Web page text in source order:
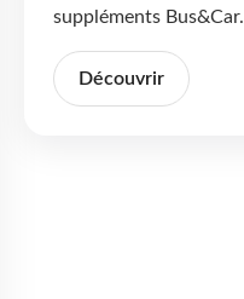
suppléments Bus&Car.
Découvrir